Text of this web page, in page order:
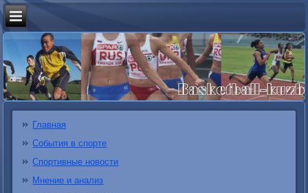
Главная
События в спорте
Спортивные новости
Мнение и анализ